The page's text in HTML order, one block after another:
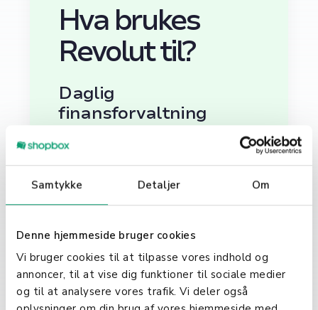
Samtykke Detaljer Om
Denne hjemmeside bruger cookies
Vi bruger cookies til at tilpasse vores indhold og
annoncer, til at vise dig funktioner til sociale medier
og til at analysere vores trafik. Vi deler også
Hva brukes
Revolut til?
Daglig
finansforvaltning
Revolut tilbyr en rekke funksjoner
for daglig økonomistyring, inkludert
budsjettverktøy, øyeblikkelige
direkte fra appen. Dette gir en
uovertruffen grad av kontroll og
sikkerhet over dine finansielle
midler.